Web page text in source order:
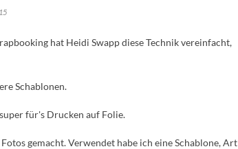
hat Heidi Swapp diese Technik vereinfacht,
Schablonen.
für's Drucken auf Folie.
gemacht. Verwendet habe ich eine Schablone, Art